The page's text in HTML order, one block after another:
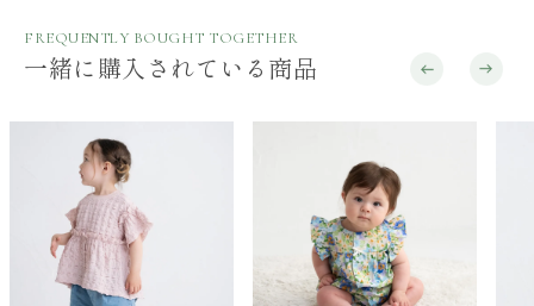
FREQUENTLY BOUGHT TOGETHER
一緒に購入されている商品